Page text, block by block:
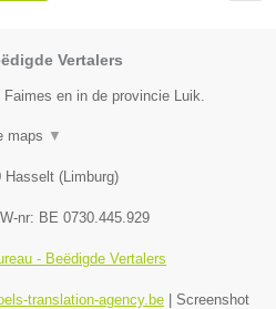
Vertalers
en in de provincie Luik.
maps ▼
Hasselt ( Limburg)
nr: BE 0730.445.929
- Beëdigde Vertalers
translation-agency.be
Screenshot